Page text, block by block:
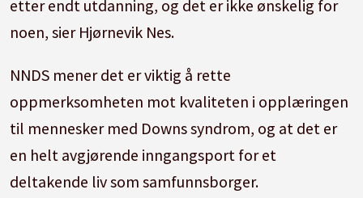
etter endt utdanning, og det er ikke ønskelig for
noen, sier Hjørnevik Nes.
NNDS mener det er viktig å rette
oppmerksomheten mot kvaliteten i opplæringen
til mennesker med Downs syndrom, og at det er
en helt avgjørende inngangsport for et
deltakende liv som samfunnsborger.